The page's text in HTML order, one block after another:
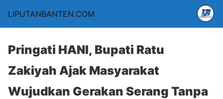
LIPUTANBANTEN.COM
Pringati HANI, Bupati Ratu
Zakiyah Ajak Masyarakat
Wujudkan Gerakan Serang Tanpa